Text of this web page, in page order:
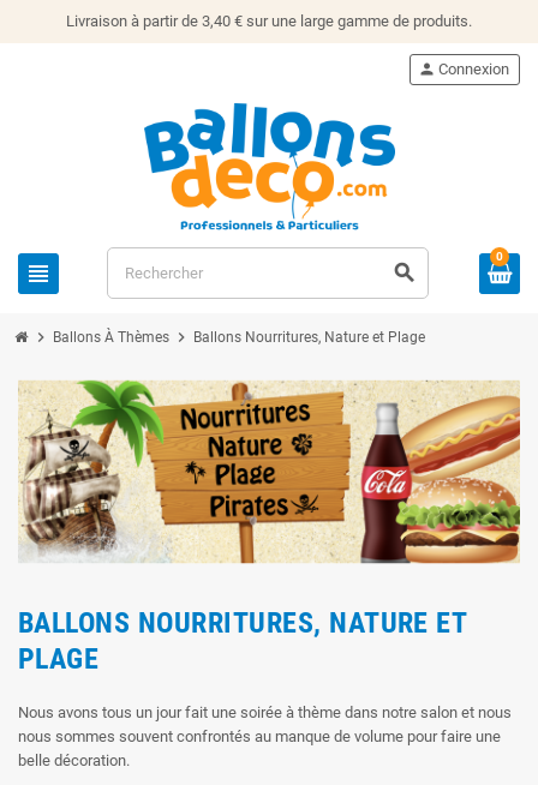
Livraison à partir de 3,40 € sur une large gamme de produits.
view_headline search
person Connexion
0
chevron_right Ballons À Thèmes chevron_right Ballons Nourritures, Nature et Plage
BALLONS NOURRITURES, NATURE ET
PLAGE
Nous avons tous un jour fait une soirée à thème dans notre salon et nous
nous sommes souvent confrontés au manque de volume pour faire une
belle décoration.